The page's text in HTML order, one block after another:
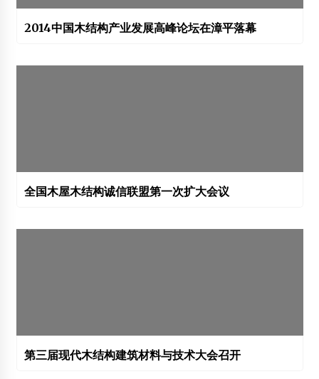
2014中国木结构产业发展高峰论坛在漳平落幕
全国木屋木结构诚信联盟第一次扩大会议
第三届现代木结构建筑材料与技术大会召开